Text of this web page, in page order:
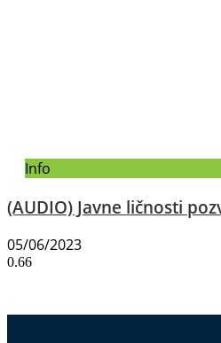
Info
(AUDIO) Javne ličnosti
05/06/2023